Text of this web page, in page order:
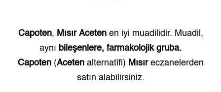
Capoten, Mısır Acetenen iyi muadilidir. Muadil,
aynı bileşenlere, farmakolojik gruba.
Capoten(Acetenalternatifi) Mısıreczanelerden
satın alabilirsiniz.